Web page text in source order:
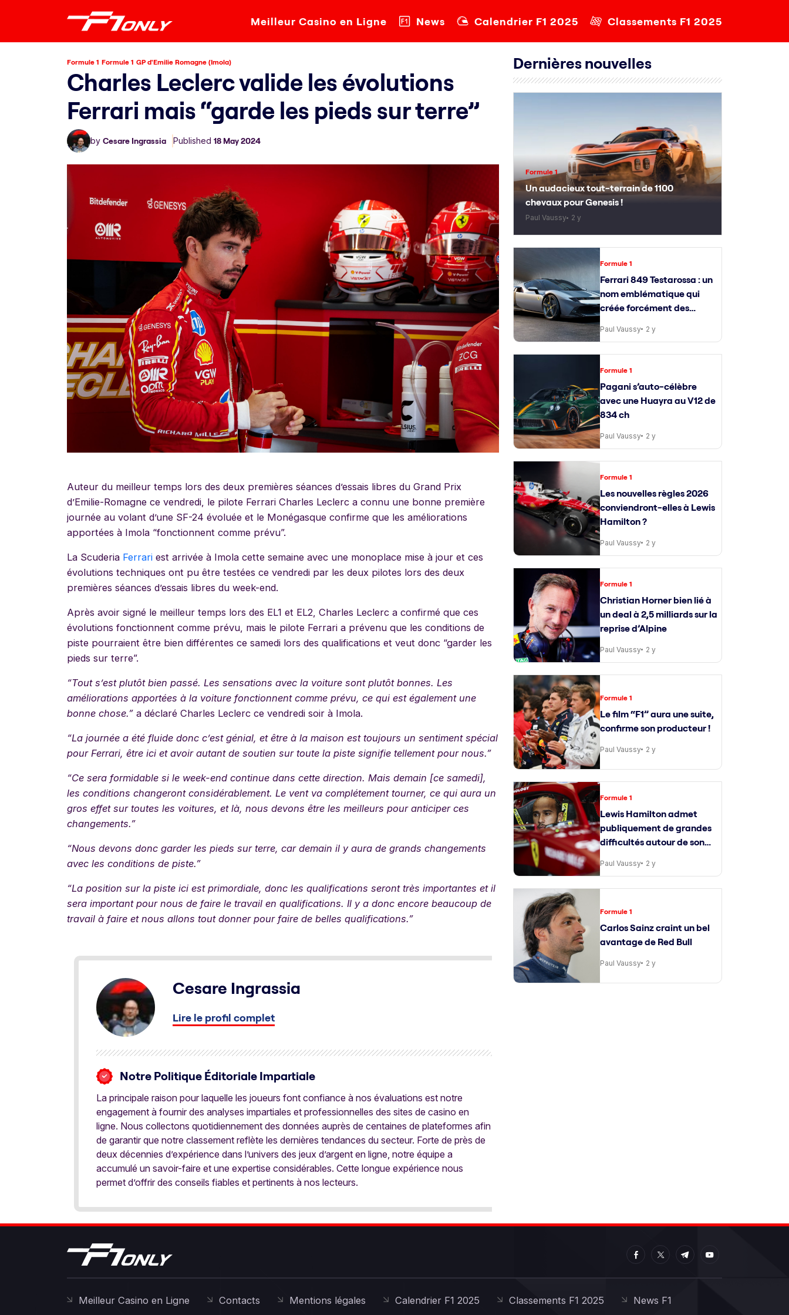
Meilleur Casino en Ligne News Calendrier F1 2025 Classements F1 2025
Formule 1 Formule 1 GP d'Emilie Romagne (Imola)
Charles Leclerc valide les évolutions
Ferrari mais “garde les pieds sur terre”
by Cesare Ingrassia Published 18 May 2024
Auteur du meilleur temps lors des deux premières séances d’essais libres du Grand Prix
d’Emilie-Romagne ce vendredi, le pilote Ferrari Charles Leclerc a connu une bonne première
journée au volant d’une SF-24 évoluée et le Monégasque confirme que les améliorations
apportées à Imola “fonctionnent comme prévu”.
La Scuderia Ferrari est arrivée à Imola cette semaine avec une monoplace mise à jour et ces
évolutions techniques ont pu être testées ce vendredi par les deux pilotes lors des deux
premières séances d’essais libres du week-end.
Après avoir signé le meilleur temps lors des EL1 et EL2, Charles Leclerc a confirmé que ces
évolutions fonctionnent comme prévu, mais le pilote Ferrari a prévenu que les conditions de
piste pourraient être bien différentes ce samedi lors des qualifications et veut donc “garder les
pieds sur terre”.
“Tout s’est plutôt bien passé. Les sensations avec la voiture sont plutôt bonnes. Les
améliorations apportées à la voiture fonctionnent comme prévu, ce qui est également une
bonne chose.” a déclaré Charles Leclerc ce vendredi soir à Imola.
“La journée a été fluide donc c’est génial, et être à la maison est toujours un sentiment spécial
pour Ferrari, être ici et avoir autant de soutien sur toute la piste signifie tellement pour nous.”
“Ce sera formidable si le week-end continue dans cette direction. Mais demain [ce samedi],
les conditions changeront considérablement. Le vent va complétement tourner, ce qui aura un
gros effet sur toutes les voitures, et là, nous devons être les meilleurs pour anticiper ces
changements.”
“Nous devons donc garder les pieds sur terre, car demain il y aura de grands changements
avec les conditions de piste.”
“La position sur la piste ici est primordiale, donc les qualifications seront très importantes et il
sera important pour nous de faire le travail en qualifications. Il y a donc encore beaucoup de
travail à faire et nous allons tout donner pour faire de belles qualifications.”
Cesare Ingrassia
Lire le profil complet
Notre Politique Éditoriale Impartiale
La principale raison pour laquelle les joueurs font confiance à nos évaluations est notre
engagement à fournir des analyses impartiales et professionnelles des sites de casino en
ligne. Nous collectons quotidiennement des données auprès de centaines de plateformes afin
de garantir que notre classement reflète les dernières tendances du secteur. Forte de près de
deux décennies d’expérience dans l’univers des jeux d’argent en ligne, notre équipe a
accumulé un savoir-faire et une expertise considérables. Cette longue expérience nous
permet d’offrir des conseils fiables et pertinents à nos lecteurs.
Dernières nouvelles
Formule 1
Un audacieux tout-terrain de 1100
chevaux pour Genesis !
Paul Vaussy 2 y
Formule 1
Ferrari 849 Testarossa : un
nom emblématique qui
créée forcément des
attentes
Paul Vaussy 2 y
Formule 1
Pagani s’auto-célèbre
avec une Huayra au V12 de
834 ch
Paul Vaussy 2 y
Formule 1
Les nouvelles règles 2026
conviendront-elles à Lewis
Hamilton ?
Paul Vaussy 2 y
Formule 1
Christian Horner bien lié à
un deal à 2,5 milliards sur la
reprise d’Alpine
Paul Vaussy 2 y
Formule 1
Le film “F1” aura une suite,
confirme son producteur !
Paul Vaussy 2 y
Formule 1
Lewis Hamilton admet
publiquement de grandes
difficultés autour de son
ingénieur de course
Paul Vaussy 2 y
Formule 1
Carlos Sainz craint un bel
avantage de Red Bull
Paul Vaussy 2 y
Meilleur Casino en Ligne Contacts Mentions légales Calendrier F1 2025 Classements F1 2025
News F1